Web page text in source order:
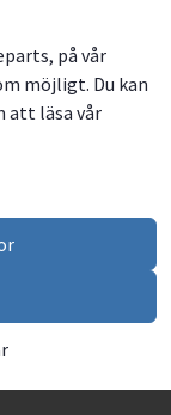
på vår
möjligt. Du kan
att läsa vår